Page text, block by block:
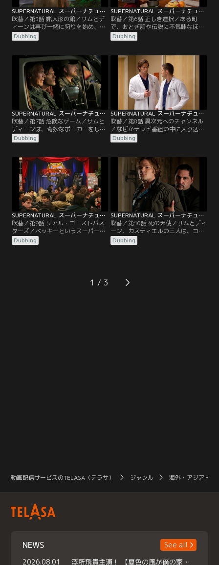
SUPERNATURAL スーパーナチュラル シーズン5 第05話／吹替
吹替／第5話 蝋人形の館／サムとデ
ィーンは再び一緒に狩りを始め、小
さな町の殺人事件を調査する。不思
議なことに、事件の犯人はすでに亡
名人の幽霊だった。だが、あるティ
ーンエイジャーたちが“まだ生きて
いる”有名人に誘拐された時、二人
は犯人が幽霊ではないことに気づ
く。新たな調査を進めるうちに、彼
らの前に…。
Dubbing
SUPERNATURAL スーパーナチュラル シーズン5 第06話／吹替
吹替／第6話 正しき選択／ある町
で、おとぎ話や伝説に不気味なほど
よく似た殺人事件が次々と起きる。
調査を続けるサムとディーンは、ジ
事件の鍵を握っていることを突き止
める。このあどけない子供が何かを
信じると、それが現実になっていく
のを見て、立ちすくむ二人。カステ
ィエルはジェシーを殺す以外に…。
Dubbing
SUPERNATURAL スーパーナチュラル シーズン5 第07話／吹替
吹替／第7話 危険なゲーム／サムと
ディーンは、奇妙なポーカーをして
バーを渡り歩く魔法使いを発見す
る。彼が賭けるのは、金ではな
生活から抜け出すチャンスかもしれ
ないと思い、大胆にも“25年”を賭け
るが、負けてしまう。すごい速さで
年を取り始めるボビー。そこへ駆け
つけたディーンは、彼を助けようと
するが…。
Dubbing
SUPERNATURAL スーパーナチュラル シーズン5 第08話／吹替
吹替／第8話 異次元へのチャンネル
／なぜかテレビ番組の中に入り込ん
でしまったサムとディーン。二人
は、医療ドラマの中で医者になって
り、お笑い番組でコントまでしてい
るのだ。自分たちの身に何が起きて
いるのかが分からず戸惑う二人の前
に、突然カスティエルが現れる。彼
は、この世界から早く抜け出さない
と恐ろしいことが起きると…。
Dubbing
SUPERNATURAL スーパーナチュラル シーズン5 第09話／吹替
吹替／第9話 リアル・ゴーストバス
ターズ／ベッキーというスーパーナ
チュラルの熱狂的なファンが、チャ
ックになりすましてサムとディーン
加するハメになる。だが、イベント
の一つのはずだったロールプレイン
Dubbing
SUPERNATURAL スーパーナチュラル シーズン5 第10話／吹替
吹替／第10話 死の天使／サムとディ
ーン、カスティエルの三人は、コル
トを手に入れようと奔走する。ルシ
ファーを捜し出し、彼を地獄へ戻す
ョーと共にボビーの家に集まる。ボ
ビーの提案で集合写真を撮ることに
Dubbing
1
動画配信サービスのTELASA（テラサ） ジャンル 海外・アジアドラ
NEWS
See all
2026.08.01
浮所飛貴主演！ 【夏色の風が僕の家にやってきた】 本日よりテラサで独占配信スタート！